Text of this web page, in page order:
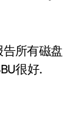
告所有磁盘
很好.